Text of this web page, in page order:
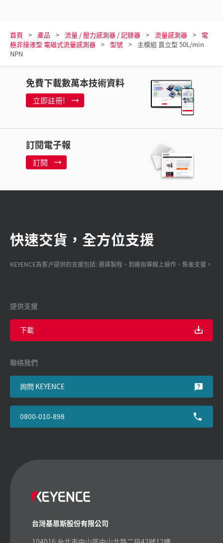
首頁 產品 流量 / 壓力感測器 / 記錄器 流量感測器
電
極非接液型 電磁式流量感測器
型號
主模組 直立型 50L/min
NPN
免費下載數萬本技術資料
立即註冊!
訂閱電子報
訂閱
快速交貨，全方位支援
KEYENCE為客戸提供的支援包括: 選擇製程、到廠指導線上操作、售後支援。
提供支援
下載
聯絡我們
詢問 KEYENCE
0800-010-898
台灣基恩斯股份有限公司